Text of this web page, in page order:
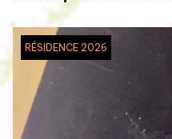
RÉSIDENCE 2026